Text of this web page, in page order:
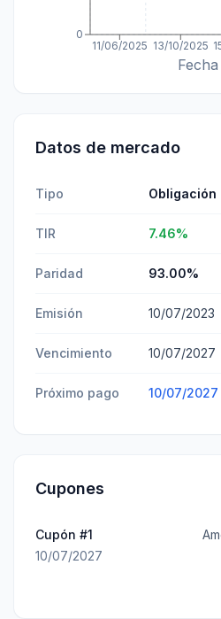
11/06/2025 13/10/2025
Fecha
0
Datos de mercado
Tipo Obligación
TIR 7.46%
Paridad 93.00%
Emisión 10/07/2023
Vencimiento 10/07/2027
Próximo pago 10/07/2027
Cupones
Cupón #1
10/07/2027